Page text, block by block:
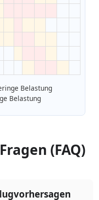
Belastung
Belastung
(FAQ)